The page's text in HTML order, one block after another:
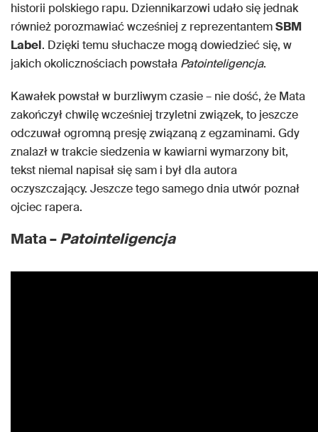
historii polskiego rapu. Dziennikarzowi udało się jednak
również porozmawiać wcześniej z reprezentantemSBM
Label. Dzięki temu słuchacze mogą dowiedzieć się, w
jakich okolicznościach powstała Patointeligencja.
Kawałek powstał w burzliwym czasie – nie dość, że Mata
zakończył chwilę wcześniej trzyletni związek, to jeszcze
odczuwał ogromną presję związaną z egzaminami. Gdy
znalazł w trakcie siedzenia w kawiarni wymarzony bit,
tekst niemal napisał się sam i był dla autora
oczyszczający. Jeszcze tego samego dnia utwór poznał
ojciec rapera.
Mata –Patointeligencja